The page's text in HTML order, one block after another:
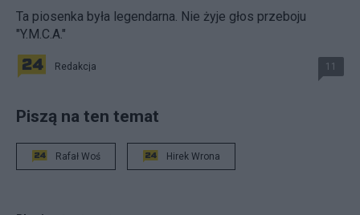
Ta piosenka była legendarna. Nie żyje głos przeboju
"Y.M.C.A."
Redakcja 11
Piszą na ten temat
Rafał Woś Hirek Wrona